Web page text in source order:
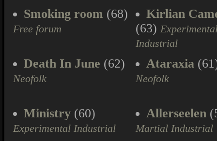
Smoking room (68)
Free forum
Kirlian
(63)
Industrial
Death In June (62)
Neofolk
Ataraxia
Neofolk
Ministry (60)
Experimental Industrial
Allerseelen
Martial Industrial